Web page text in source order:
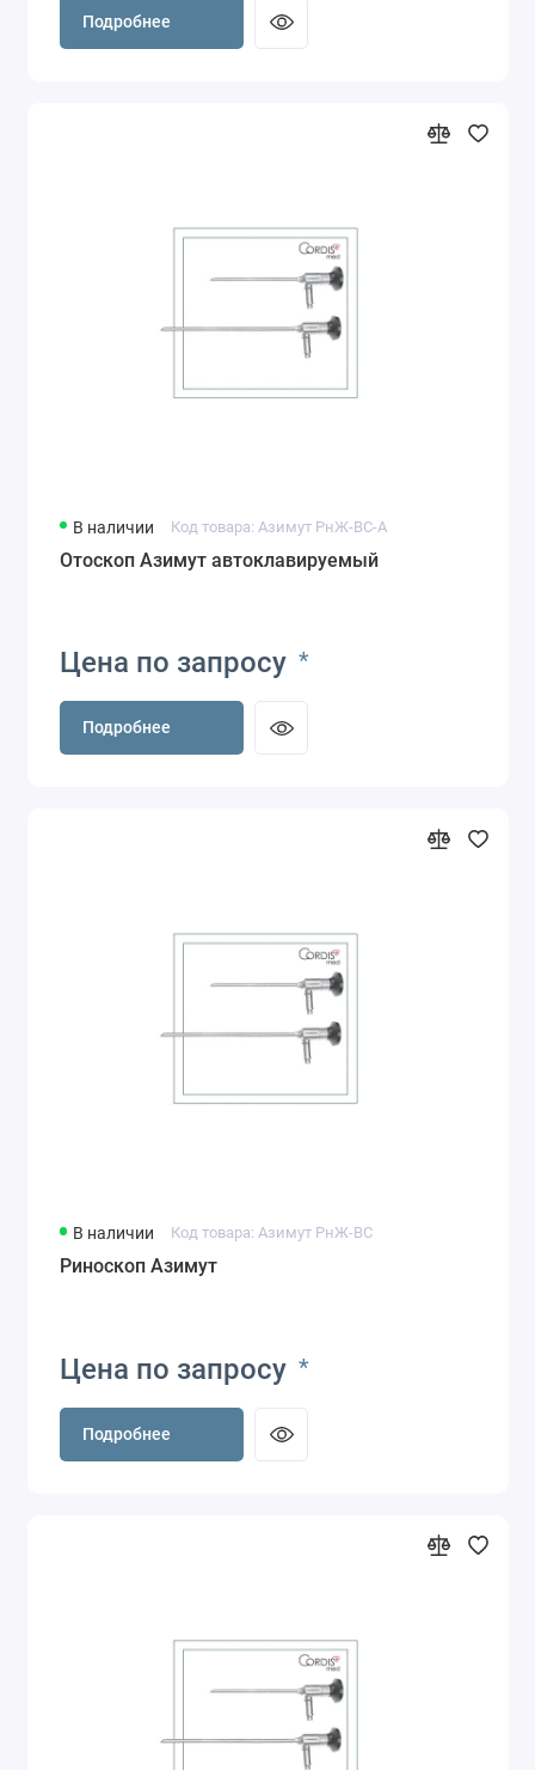
Подробнее
В наличии Код товара: Азимут РнЖ-ВС-А
Отоскоп Азимут автоклавируемый
Цена по запросу *
Подробнее
В наличии Код товара: Азимут РнЖ-ВС
Риноскоп Азимут
Цена по запросу *
Подробнее